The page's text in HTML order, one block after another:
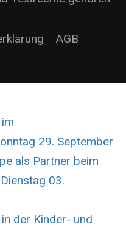
AGB
29. September
als Partner beim
03.
der Kinder- und